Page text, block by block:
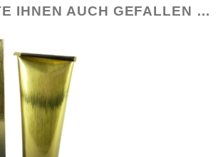
IHNEN AUCH GEFALLEN …